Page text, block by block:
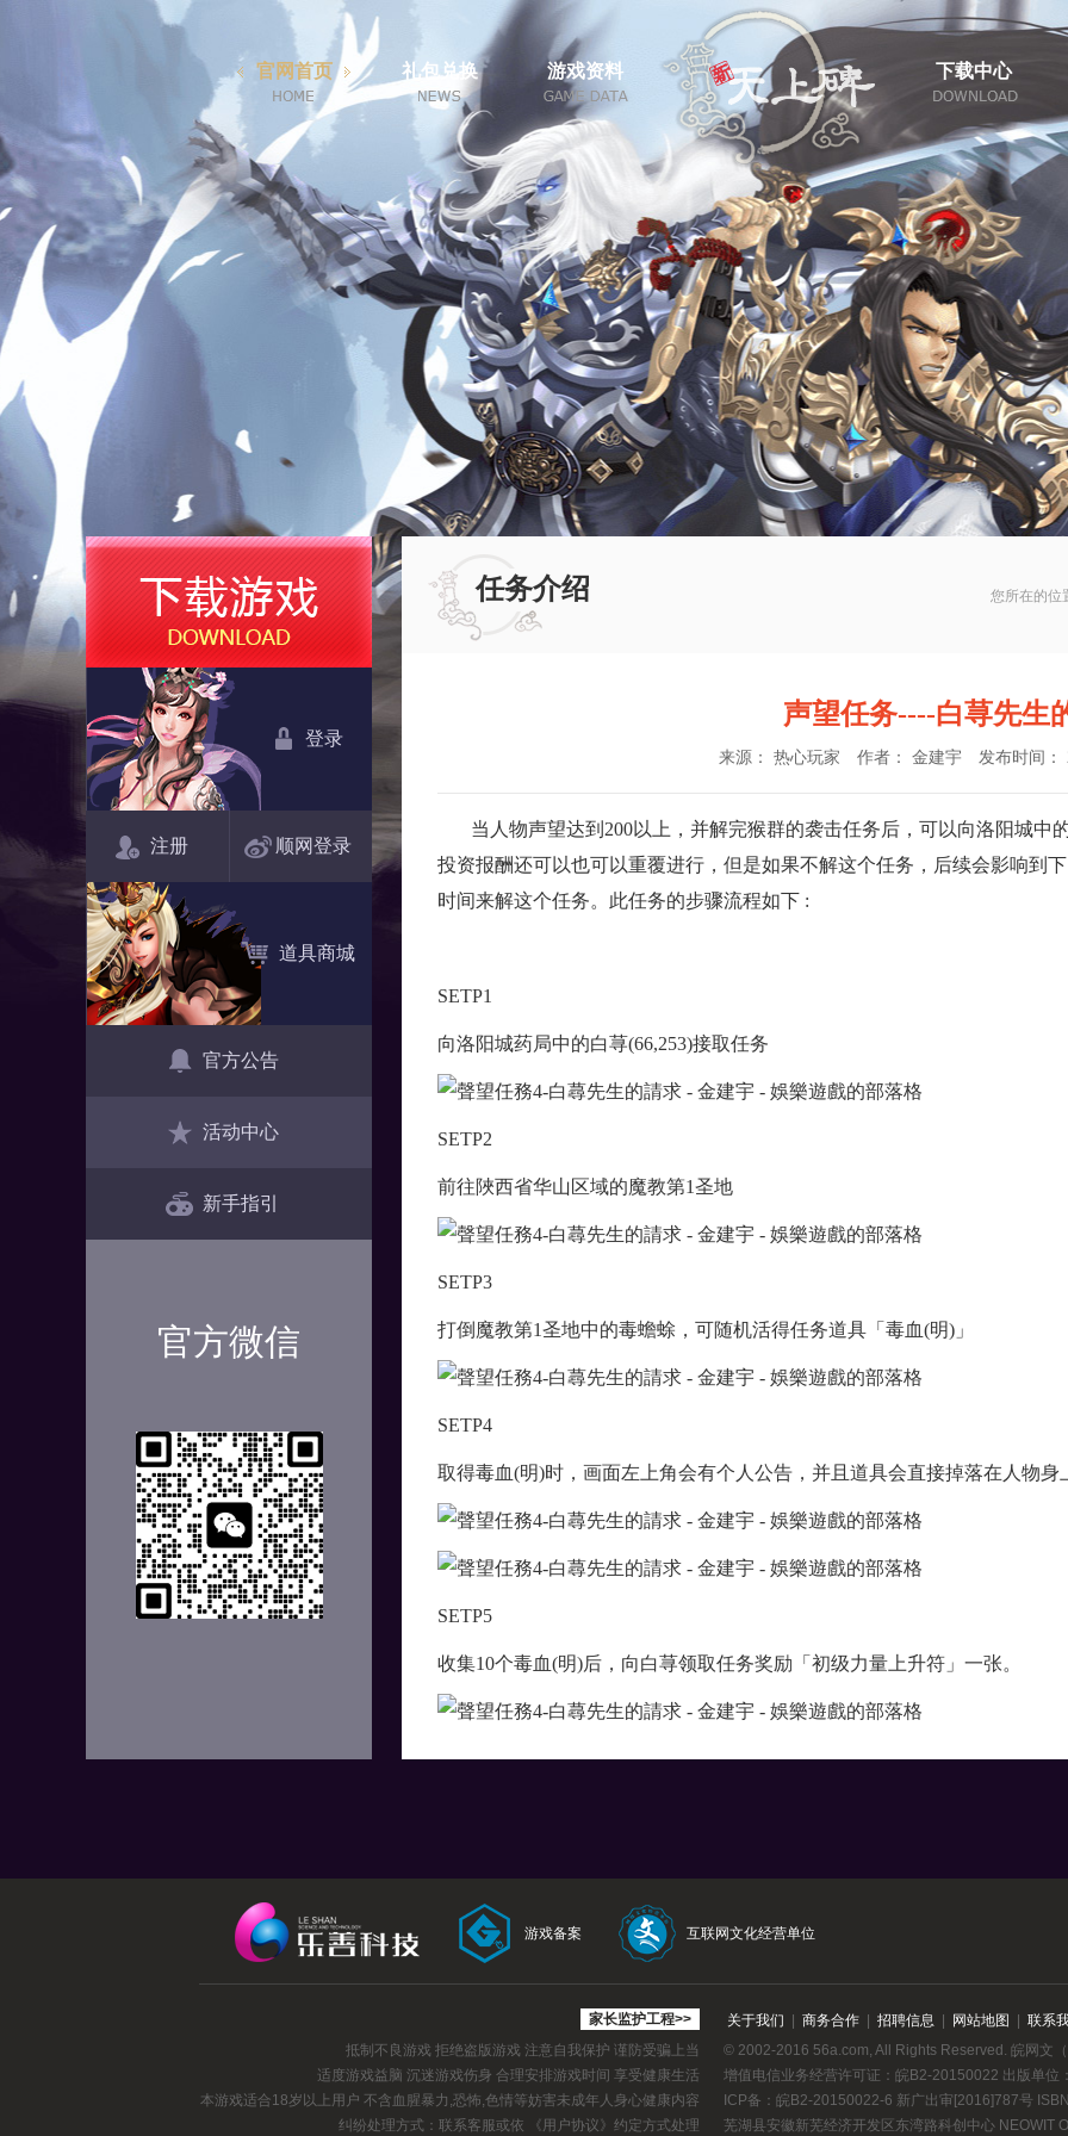
官网首页 礼包兑换 游戏资料 下载中心
登录
注册 顺网登录
道具商城
官方公告
活动中心
新手指引
官方微信
任务介绍 您所在的位
声望任务----白荨先生
来源： 热心玩家 作者： 金建宇 发布时间：
当人物声望达到200以上，并解完猴群的袭击任务后，可以向洛阳城中
投资报酬还可以也可以重覆进行，但是如果不解这个任务，后续会影响到
时间来解这个任务。此任务的步骤流程如下 :
SETP1
向洛阳城药局中的白荨(66,253)接取任务
SETP2
前往陜西省华山区域的魔教第1圣地
SETP3
打倒魔教第1圣地中的毒蟾蜍，可随机活得任务道具「毒血(明)」
SETP4
取得毒血(明)时，画面左上角会有个人公告，并且道具会直接掉落在人物身
SETP5
收集10个毒血(明)后，向白荨领取任务奖励「初级力量上升符」一张。
游戏备案 互联网文化经营单位
家长监护工程>>
抵制不良游戏 拒绝盗版游戏 注意自我保护 谨防受骗上当
适度游戏益脑 沉迷游戏伤身 合理安排游戏时间 享受健康生活
本游戏适合18岁以上用户 不含血腥暴力,恐怖,色情等妨害未成年人身心健康内容
纠纷处理方式：联系客服或依
《用户协议》 约定方式处理
关于我们 商务合作 招聘信息 网站地图
联系
© 2002-2016 56a.com, All Rights Reserved. 皖网文
增值电信业务经营许可证： 皖B2-20150022 出版单位
ICP备：皖B2-20150022-6 新广出审[2016]787号
芜湖县安徽新芜经济开发区东湾路科创中心